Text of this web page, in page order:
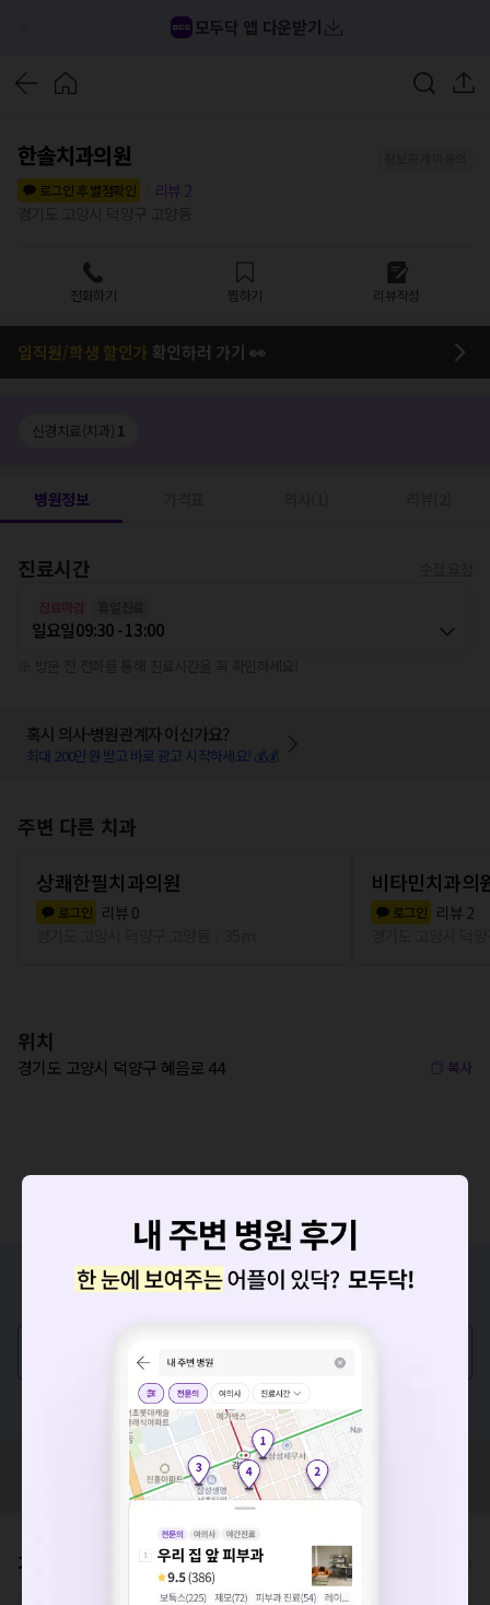
모두닥 앱 다운받기
한솔치과의원
로그인 후 별점확인
리뷰 2
전화하기 찜하기 리뷰작성
임직원/학생 할인가 확인하러 가기 👀
신경치료(치과) 1
병원정보
진료시간
일요일09:30 - 13:00
혹시 의사·병원관계자 이신가요?
최대 200만원 받고 바로 광고 시작하세요! 💰💰
주변 다른 치과
상쾌한필치과의원
로그인 리뷰 0
비타민치과의
로그인 리뷰 2
위치
경기도 고양시 덕양구 혜음로 44 복사
증상/치료, 궁금한 점이 있나요?
💬 무엇이든 물어보세요
혹은, 의료상담 서비스에 다양한 게시글 보러가기
혹시 잘못된 병원정보가 있나요?
모두닥 팀에 알려주세요!
가격표 비급여/급여 진료란?
요청하신 작업을 처리하지 못했습니다.
네트워크 또는 서버의 일시적인 오류로, 잠시 후 다시 시도해주
세요. 지속적으로 문제가 발생할 경우 모두닥 채널톡으로 문의